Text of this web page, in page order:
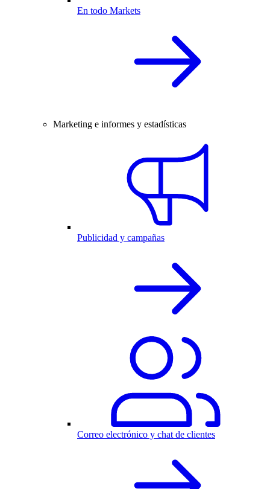
En todo Markets
Marketing e informes y estadísticas
Publicidad y campañas
Correo electrónico y chat de clientes